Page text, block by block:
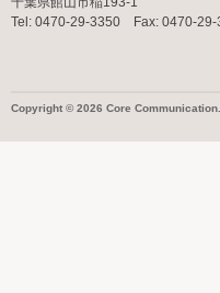
Tel: 0470-29-3350 Fax: 0470-29-
Copyright © 2026 Core Communication.